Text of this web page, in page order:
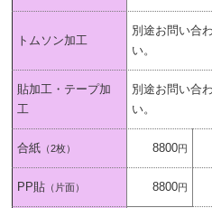
トムソン加工
別途お問い合
い。
貼加工・テープ加
工
別途お問い合
い。
合紙 （2枚） 8800円
PP貼 （片面） 8800円